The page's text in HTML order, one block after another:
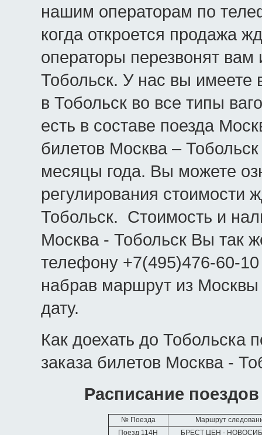
нашим операторам по
когда откроется продажа
операторы перезвонят
Тобольск. У нас вы имеете
в Тобольск во все типы
есть в составе поезда
билетов Москва –
месяцы года. Вы можете
регулирования стоимости
Тобольск. Стоимость и
Москва - Тобольск Вы так
телефону +7(495)476-60-
набрав маршрут из
дату.
Как доехать до Тобольска
заказа билетов Москва -
Расписание
№ Поезда
Маршрут
Поезд 114Н
БРЕСТ ЦЕН -